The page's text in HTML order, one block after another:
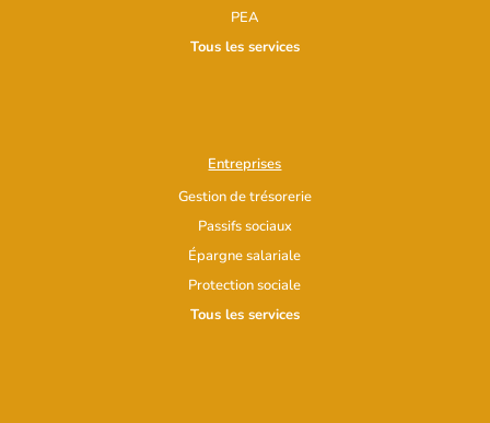
PEA
Tous les services
Entreprises
Gestion de trésorerie
Passifs sociaux
Épargne salariale
Protection sociale
Tous les services